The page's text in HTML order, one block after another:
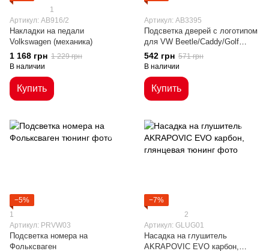
1
Артикул: AB916/2
Накладки на педали
Volkswagen (механика)
1 168 грн 1 229 грн
В наличии
Купить
Артикул: AB3395
Подсветка дверей с логотипом
для VW Beetle/Caddy/Golf
4/Jetta 4/Touran
542 грн 571 грн
В наличии
Купить
−5%
1
Артикул: PRVW03
Подсветка номера на
Фольксваген
−7%
2
Артикул: GLUG01
Насадка на глушитель
AKRAPOVIC EVO карбон,